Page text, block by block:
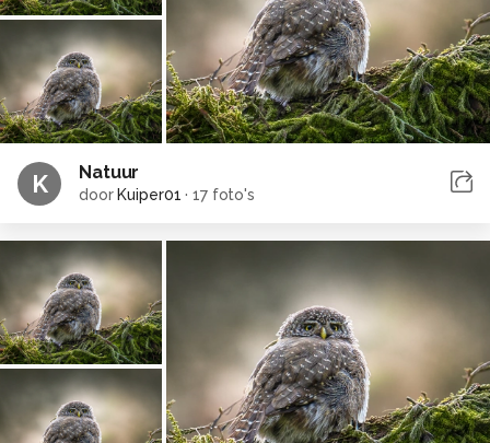
K Natuur
door Kuiper01 ·17 foto's